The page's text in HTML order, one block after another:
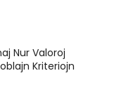
Nur Valoroj
Kriteriojn